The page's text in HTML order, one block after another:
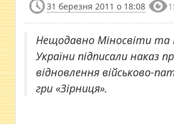
31 березня 2011 о 18:08
Нещодавно Міносвіти та
України підписали наказ
відновлення військово-
гри «Зірниця».